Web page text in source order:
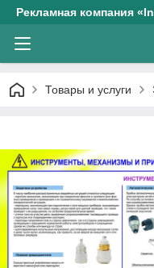
Рекламная компания
Товары и услуги